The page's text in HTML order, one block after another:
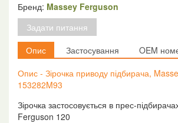
Massey
Ferguson
120,
153282M93
кількість
Бренд: Massey Ferguson
Задати питання
Опис
Застосування
OEM
Опис - Зірочка приводу підбирача,
153282M93
Зірочка застосовується в прес-
Ferguson 120